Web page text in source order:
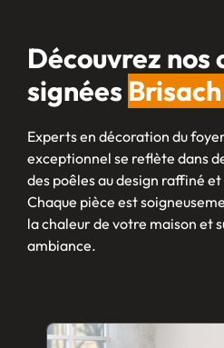
Découvrez nos
signées
Experts en décoration du
exceptionnel se reflète dans
des poêles au design raffiné
Chaque pièce est
la chaleur de votre maison et
ambiance.